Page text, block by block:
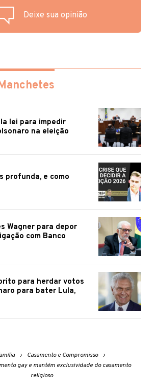
Deixe sua opinião
lei para impedir
na eleição
profunda, e como
Wagner para depor
com Banco
para herdar votos
para bater Lula,
Casamento e Compromisso
gay e mantém exclusividade do casamento
religioso